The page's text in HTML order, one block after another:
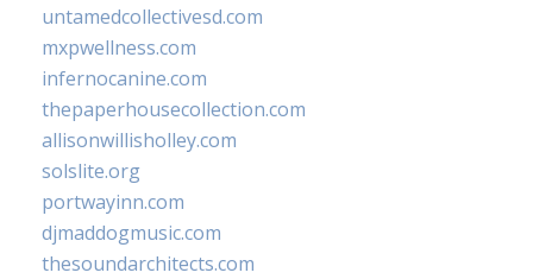
untamedcollectivesd.com
mxpwellness.com
infernocanine.com
thepaperhousecollection.com
allisonwillisholley.com
solslite.org
portwayinn.com
djmaddogmusic.com
thesoundarchitects.com